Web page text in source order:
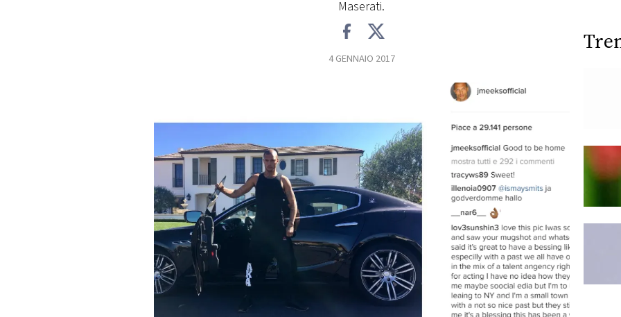
CONCORSI
EVENTI
VIDEO
TV
PRINCIPATO
Maserati.
4 GENNAIO 2017